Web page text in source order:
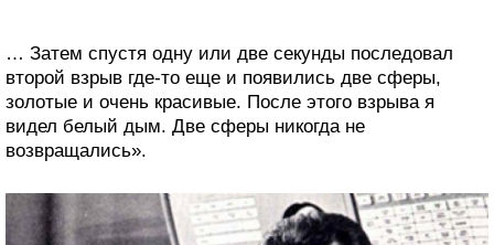
… Затем спустя одну или две секунды последовал
второй взрыв где-то еще и появились две сферы,
золотые и очень красивые. После этого взрыва я
видел белый дым. Две сферы никогда не
возвращались».